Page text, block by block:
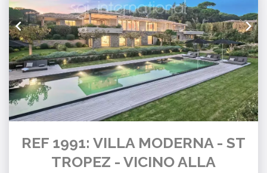
REF 1991: VILLA MODERNA - ST
TROPEZ - VICINO ALLA